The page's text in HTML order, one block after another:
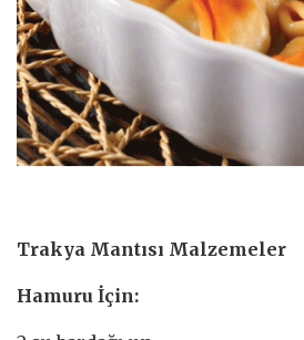
Trakya Mantısı Malzemeler
Hamuru İçin: